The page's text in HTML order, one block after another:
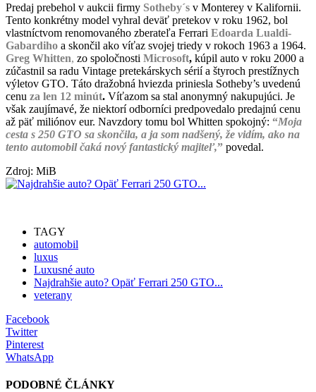
Predaj prebehol v aukcii firmy Sotheby´s v Monterey v Kalifornii.
Tento konkrétny model vyhral deväť pretekov v roku 1962, bol
vlastníctvom renomovaného zberateľa Ferrari Edoarda Lualdi-
Gabardiho a skončil ako víťaz svojej triedy v rokoch 1963 a 1964.
Greg Whitten, zo spoločnosti Microsoft, kúpil auto v roku 2000 a
zúčastnil sa radu Vintage pretekárskych sérií a štyroch prestížnych
výletov GTO. Táto dražobná hviezda priniesla Sotheby’s uvedenú
cenu za len 12 minút. Víťazom sa stal anonymný nakupujúci. Je
však zaujímavé, že niektorí odborníci predpovedalo predajnú cenu
až päť miliónov eur. Navzdory tomu bol Whitten spokojný: “Moja
cesta s 250 GTO sa skončila, a ja som nadšený, že vidím, ako na
tento automobil čaká nový fantastický majiteľ,” povedal.
Zdroj: MiB
TAGY
automobil
luxus
Luxusné auto
Najdrahšie auto? Opäť Ferrari 250 GTO...
veterany
Facebook
Twitter
Pinterest
WhatsApp
PODOBNÉ ČLÁNKY